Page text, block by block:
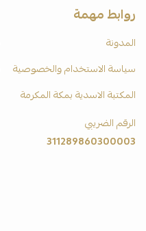
روابط مهمة
المدونة
سياسة الاستخدام والخصوصية
المكتبة الاسدية بمكة المكرمة
الرقم الضريبي
311289860300003